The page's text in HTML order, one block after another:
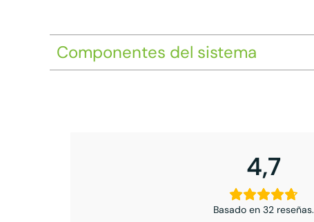
Componentes del sistema
4,7
Basado en 32 reseñas.